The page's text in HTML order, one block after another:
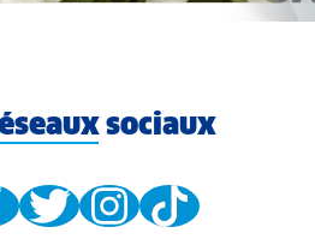
sociaux